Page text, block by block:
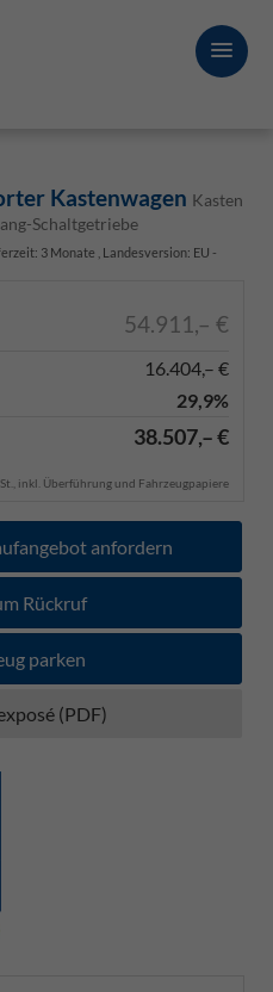
Kastenwagen Kasten
Schaltgetriebe
3 Monate , Landesversion: EU -
54.911,– €
16.404,– €
29,9%
38.507,– €
inkl. Überführung und Fahrzeugpapiere
anfordern
Rückruf
parken
(PDF)